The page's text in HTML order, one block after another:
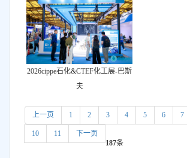
2026cippe石化&CTEF化工展-巴斯
夫
上一页 1 2 3 4 5 6 7
10 11 下一页
187条